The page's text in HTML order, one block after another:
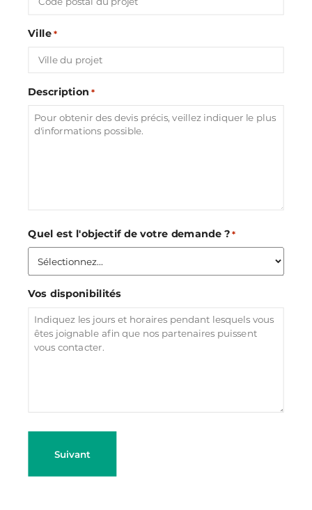
Ville *
Description *
Quel est l'objectif de votre demande ? *
Vos disponibilités